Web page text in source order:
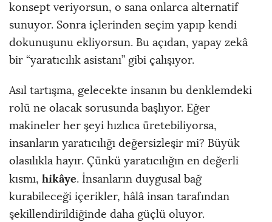
konsept veriyorsun, o sana onlarca alternatif
sunuyor. Sonra içlerinden seçim yapıp kendi
dokunuşunu ekliyorsun. Bu açıdan, yapay zekâ
bir “yaratıcılık asistanı” gibi çalışıyor.
Asıl tartışma, gelecekte insanın bu denklemdeki
rolü ne olacak sorusunda başlıyor. Eğer
makineler her şeyi hızlıca üretebiliyorsa,
insanların yaratıcılığı değersizleşir mi? Büyük
olasılıkla hayır. Çünkü yaratıcılığın en değerli
kısmı, hikâye. İnsanların duygusal bağ
kurabileceği içerikler, hâlâ insan tarafından
şekillendirildiğinde daha güçlü oluyor.